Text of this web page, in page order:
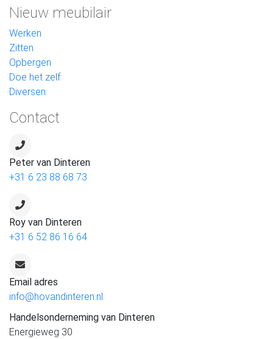
Nieuw meubilair
Werken
Zitten
Opbergen
Doe het zelf
Diversen
Contact
Peter van Dinteren
+31 6 23 88 68 73
Roy van Dinteren
+31 6 52 86 16 64
Email adres
info@hovandinteren.nl
Handelsonderneming van Dinteren
Energieweg 30